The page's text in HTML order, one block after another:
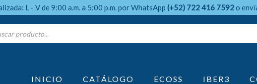
L - V de 9:00 a.m. a 5:00 p.m. por WhatsApp (+52) 722 416 7592o
INICIO CATÁLOGO ECOSS IBER3